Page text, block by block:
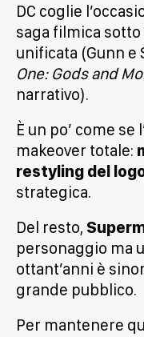
DC coglie
saga filmica
unificata (Gunn e
One: Gods and
narrativo).
È un po’ come
makeover totale:
restyling del
strategica.
Del resto,
personaggio ma
ottant’anni è
grande pubblico.
Per mantenere